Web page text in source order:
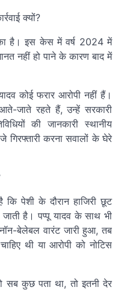
क्यों?
का है। इस केस में वर्ष 2024 में
नहीं हो पाने के कारण बाद में
कोई फरार आरोपी नहीं हैं।
जाते रहते हैं, उन्हें सरकारी
की जानकारी स्थानीय
गिरफ्तारी करना सवालों के घेरे
पेशी के दौरान हाजिरी छूट
है। पप्पू यादव के साथ भी
बेलेबल वारंट जारी हुआ, तब
थी या आरोपी को नोटिस
सब कुछ पता था, तो इतनी देर